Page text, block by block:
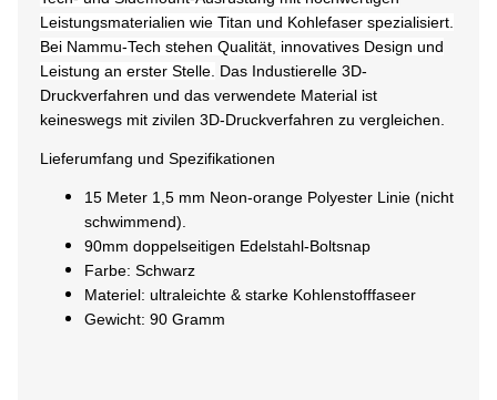
Leistungsmaterialien wie Titan und Kohlefaser spezialisiert.
Bei Nammu-Tech stehen Qualität, innovatives Design und
Leistung an erster Stelle. Das Industierelle 3D-
Druckverfahren und das verwendete Material ist
keineswegs mit zivilen 3D-Druckverfahren zu vergleichen.
Lieferumfang und Spezifikationen
15 Meter 1,5 mm Neon-orange Polyester Linie (nicht
schwimmend).
90mm doppelseitigen Edelstahl-Boltsnap
Farbe: Schwarz
Materiel: ultraleichte & starke Kohlenstofffaseer
Gewicht: 90 Gramm